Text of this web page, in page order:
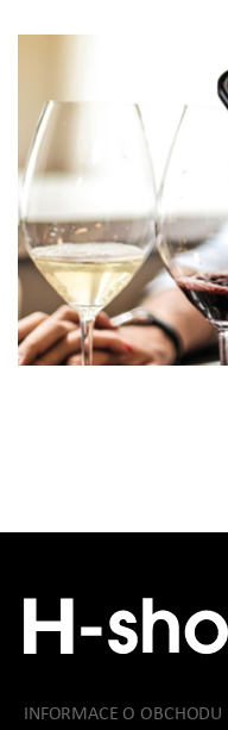
INFORMACE O OBCHODU